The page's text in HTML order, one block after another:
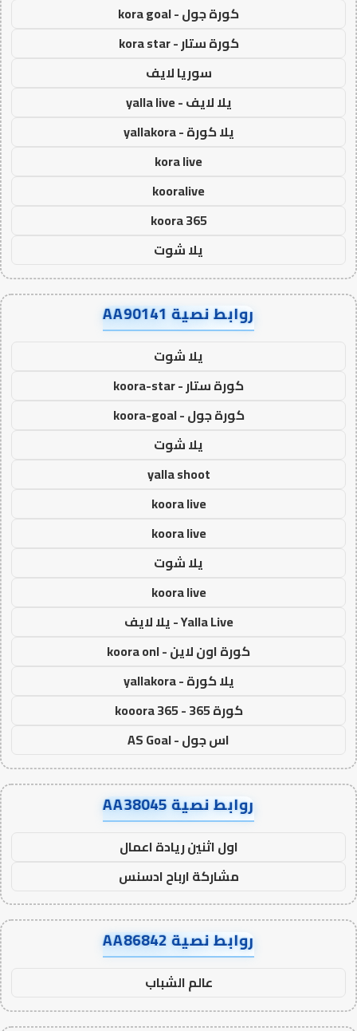
كورة جول - kora goal
كورة ستار - kora star
سوريا لايف
يلا لايف - yalla live
يلا كورة - yallakora
kora live
kooralive
koora 365
يلا شوت
روابط نصية AA90141
يلا شوت
كورة ستار - koora-star
كورة جول - koora-goal
يلا شوت
yalla shoot
koora live
koora live
يلا شوت
koora live
Yalla Live - يلا لايف
كورة اون لاين - koora onl
يلا كورة - yallakora
كورة 365 - kooora 365
اس جول - AS Goal
روابط نصية AA38045
اول اثنين ريادة اعمال
مشاركة ارباح ادسنس
روابط نصية AA86842
عالم الشباب